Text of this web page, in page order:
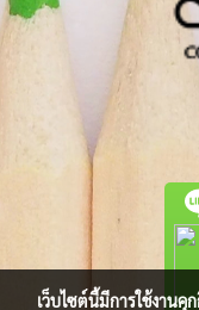
เว็บไซต์นี้มีการใช้งาน